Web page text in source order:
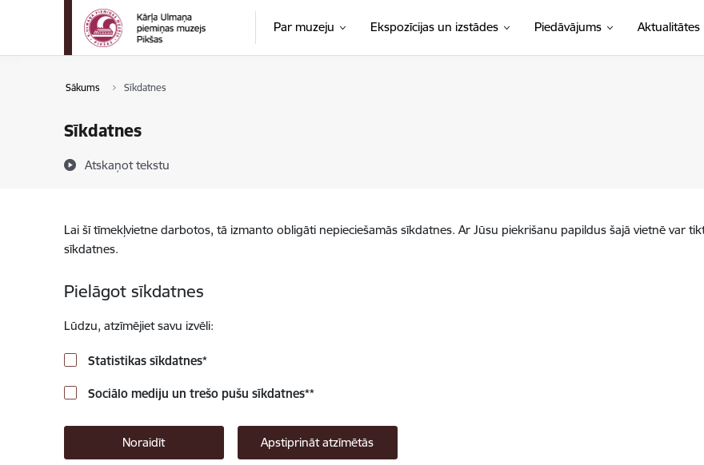
Pāriet uz lapas saturu
Par muzeju Ekspozīcijas un izstādes Piedāvājums Aktualitātes
Sākums Sīkdatnes
Sīkdatnes
Atskaņot tekstu
Lai šī tīmekļvietne darbotos, tā izmanto obligāti nepieciešamās sīkdatnes. Ar Jūsu piekrišanu papildus šajā vietnē var
sīkdatnes.
Pielāgot sīkdatnes
Lūdzu, atzīmējiet savu izvēli:
Statistikas sīkdatnes*
Sociālo mediju un trešo pušu sīkdatnes**
Noraidīt Apstiprināt atzīmētās